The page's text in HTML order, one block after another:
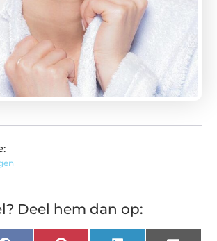
Deel hem dan op: